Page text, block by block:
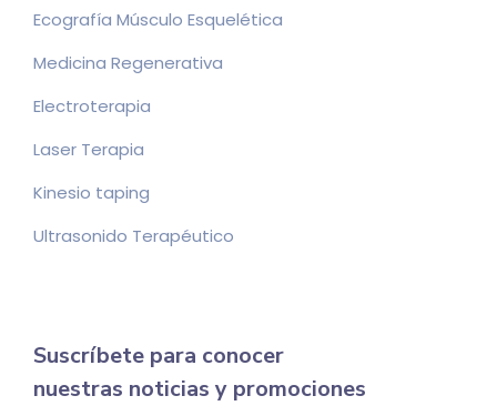
Ecografía Músculo Esquelética
Medicina Regenerativa
Electroterapia
Laser Terapia
Kinesio taping
Ultrasonido Terapéutico
Suscríbete para conocer
nuestras noticias y promociones